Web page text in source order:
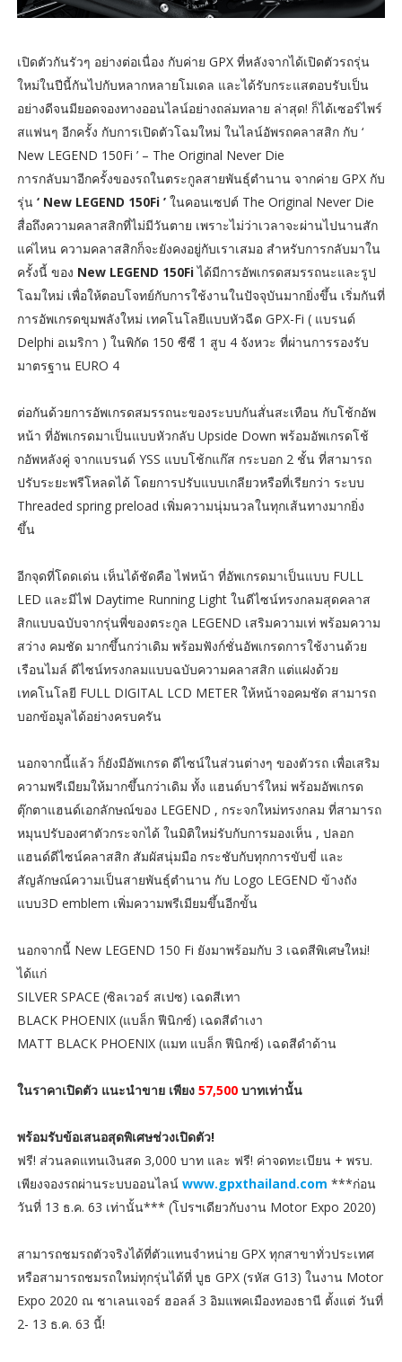
เปิดตัวกันรัวๆ อย่างต่อเนื่อง กับค่าย GPX ที่หลังจากได้เปิดตัวรถรุ่น
ใหม่ในปีนี้กันไปกับหลากหลายโมเดล และได้รับกระแสตอบรับเป็น
อย่างดีจนมียอดจองทางออนไลน์อย่างถล่มทลาย ล่าสุด! ก็ได้เซอร์ไพร์
สแฟนๆ อีกครั้ง กับการเปิดตัวโฉมใหม่ ในไลน์อัพรถคลาสสิก กับ ‘
New LEGEND 150Fi ’ – The Original Never Die
การกลับมาอีกครั้งของรถในตระกูลสายพันธุ์ตำนาน จากค่าย GPX กับ
รุ่น‘ New LEGEND 150Fi ’ในคอนเซปต์ The Original Never Die
สื่อถึงความคลาสสิกที่ไม่มีวันตาย เพราะไม่ว่าเวลาจะผ่านไปนานสัก
แค่ไหน ความคลาสสิกก็จะยังคงอยู่กับเราเสมอ สำหรับการกลับมาใน
ครั้งนี้ ของ New LEGEND 150Fiได้มีการอัพเกรดสมรรถนะและรูป
โฉมใหม่ เพื่อให้ตอบโจทย์กับการใช้งานในปัจจุบันมากยิ่งขึ้น เริ่มกันที่
การอัพเกรดขุมพลังใหม่ เทคโนโลยีแบบหัวฉีด GPX-Fi ( แบรนด์
Delphi อเมริกา ) ในพิกัด 150 ซีซี 1 สูบ 4 จังหวะ ที่ผ่านการรองรับ
มาตรฐาน EURO 4
ต่อกันด้วยการอัพเกรดสมรรถนะของระบบกันสั่นสะเทือน กับโช้กอัพ
หน้า ที่อัพเกรดมาเป็นแบบหัวกลับ Upside Down พร้อมอัพเกรดโช้
กอัพหลังคู่ จากแบรนด์ YSS แบบโช้กแก๊ส กระบอก 2 ชั้น ที่สามารถ
ปรับระยะพรีโหลดได้ โดยการปรับแบบเกลียวหรือที่เรียกว่า ระบบ
Threaded spring preload เพิ่มความนุ่มนวลในทุกเส้นทางมากยิ่ง
ขึ้น
อีกจุดที่โดดเด่น เห็นได้ชัดคือ ไฟหน้า ที่อัพเกรดมาเป็นแบบ FULL
LED และมีไฟ Daytime Running Light ในดีไซน์ทรงกลมสุดคลาส
สิกแบบฉบับจากรุ่นพี่ของตระกูล LEGEND เสริมความเท่ พร้อมความ
สว่าง คมชัด มากขึ้นกว่าเดิม พร้อมฟังก์ชั่นอัพเกรดการใช้งานด้วย
เรือนไมล์ ดีไซน์ทรงกลมแบบฉบับความคลาสสิก แต่แฝงด้วย
เทคโนโลยี FULL DIGITAL LCD METER ให้หน้าจอคมชัด สามารถ
บอกข้อมูลได้อย่างครบครัน
นอกจากนี้แล้ว ก็ยังมีอัพเกรด ดีไซน์ในส่วนต่างๆ ของตัวรถ เพื่อเสริม
ความพรีเมียมให้มากขึ้นกว่าเดิม ทั้ง แฮนด์บาร์ใหม่ พร้อมอัพเกรด
ตุ๊กตาแฮนด์เอกลักษณ์ของ LEGEND , กระจกใหม่ทรงกลม ที่สามารถ
หมุนปรับองศาตัวกระจกได้ ในมิติใหม่รับกับการมองเห็น , ปลอก
แฮนด์ดีไซน์คลาสสิก สัมผัสนุ่มมือ กระชับกับทุกการขับขี่ และ
สัญลักษณ์ความเป็นสายพันธุ์ตำนาน กับ Logo LEGEND ข้างถัง
แบบ3D emblem เพิ่มความพรีเมียมขึ้นอีกขั้น
นอกจากนี้ New LEGEND 150 Fi ยังมาพร้อมกับ 3 เฉดสีพิเศษใหม่!
ได้แก่
SILVER SPACE (ซิลเวอร์ สเปซ) เฉดสีเทา
BLACK PHOENIX (แบล็ก ฟีนิกซ์) เฉดสีดำเงา
MATT BLACK PHOENIX (แมท แบล็ก ฟีนิกซ์) เฉดสีดำด้าน
ในราคาเปิดตัว แนะนำขาย เพียง 57,500บาทเท่านั้น
พร้อมรับข้อเสนอสุดพิเศษช่วงเปิดตัว!
ฟรี! ส่วนลดแทนเงินสด 3,000 บาท และ ฟรี! ค่าจดทะเบียน + พรบ.
เพียงจองรถผ่านระบบออนไลน์ www.gpxthailand.com ***ก่อน
วันที่ 13 ธ.ค. 63 เท่านั้น*** (โปรฯเดียวกับงาน Motor Expo 2020)
สามารถชมรถตัวจริงได้ที่ตัวแทนจำหน่าย GPX ทุกสาขาทั่วประเทศ
หรือสามารถชมรถใหม่ทุกรุ่นได้ที่ บูธ GPX (รหัส G13) ในงาน Motor
Expo 2020 ณ ชาเลนเจอร์ ฮอลล์ 3 อิมแพคเมืองทองธานี ตั้งแต่ วันที่
2- 13 ธ.ค. 63 นี้!